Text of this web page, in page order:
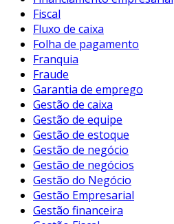
Fiscal
Fluxo de caixa
Folha de pagamento
Franquia
Fraude
Garantia de emprego
Gestão de caixa
Gestão de equipe
Gestão de estoque
Gestão de negócio
Gestão de negócios
Gestão do Negócio
Gestão Empresarial
Gestão financeira